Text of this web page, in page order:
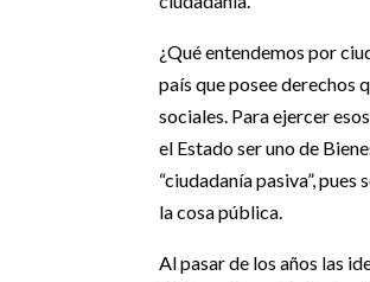
¿Qué entendemos por
país que posee derechos
sociales. Para ejercer
el Estado ser uno de
“ciudadanía pasiva”,
la cosa pública.
Al pasar de los años las